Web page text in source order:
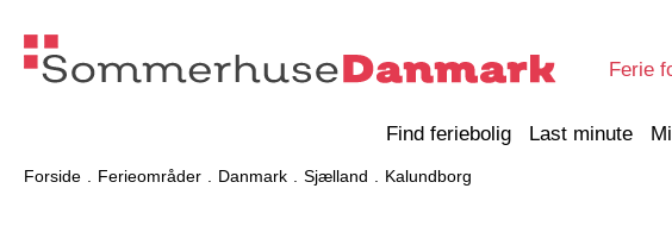
Ferie
Find feriebolig Last minute
Forside Ferieområder Danmark Sjælland Kalundborg